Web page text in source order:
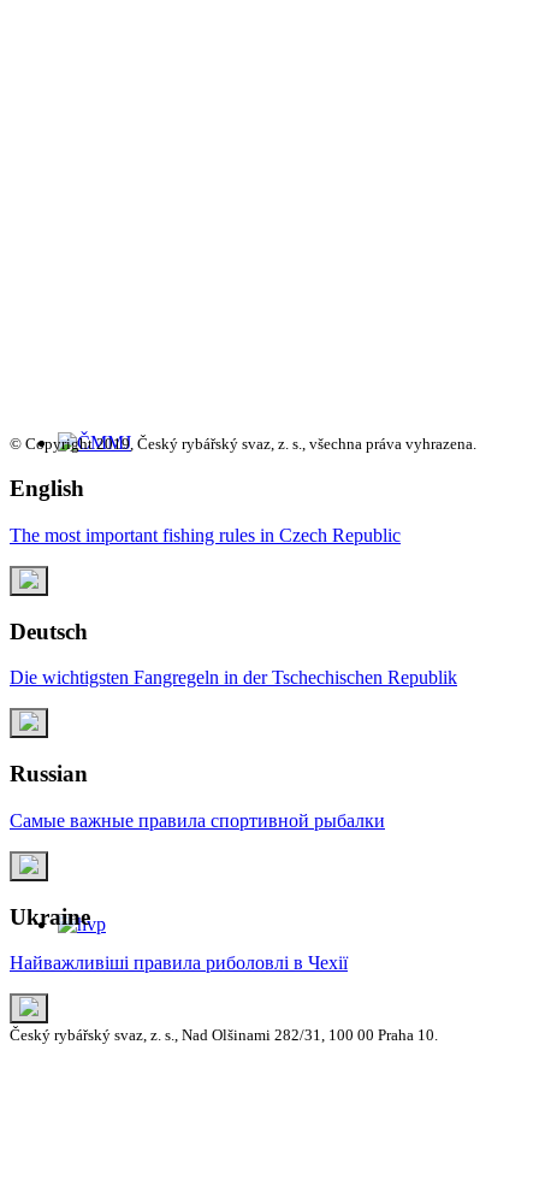
© Copyright 2019, Český rybářský svaz, z. s., všechna práva vyhrazena.
English
The most important fishing rules in Czech Republic
Deutsch
Die wichtigsten Fangregeln in der Tschechischen Republik
Russian
Самые важные правила спортивной рыбалки
Ukraine
Найважливіші правила риболовлі в Чехії
Český rybářský svaz, z. s., Nad Olšinami 282/31, 100 00 Praha 10.